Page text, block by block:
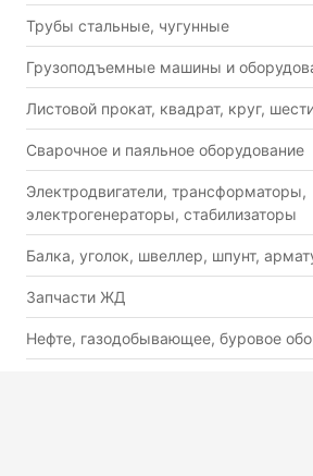
Трубы стальные, чугунные
Грузоподъемные машины и
Листовой прокат, квадрат, круг,
Сварочное и паяльное оборудование
Электродвигатели, трансформаторы,
электрогенераторы, стабилизаторы
Балка, уголок, швеллер, шпунт,
Запчасти ЖД
Нефте, газодобывающее, буровое